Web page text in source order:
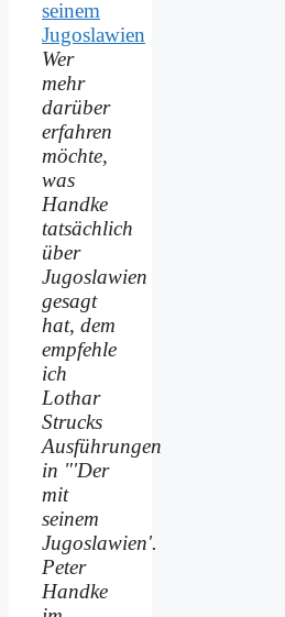
Wer
mehr
darüber
erfahren
möchte,
was
Handke
tatsächlich
über
Jugoslawien
gesagt
hat, dem
empfehle
ich
Lothar
Strucks
Ausführungen
in "'Der
mit
seinem
Jugoslawien'.
Peter
Handke